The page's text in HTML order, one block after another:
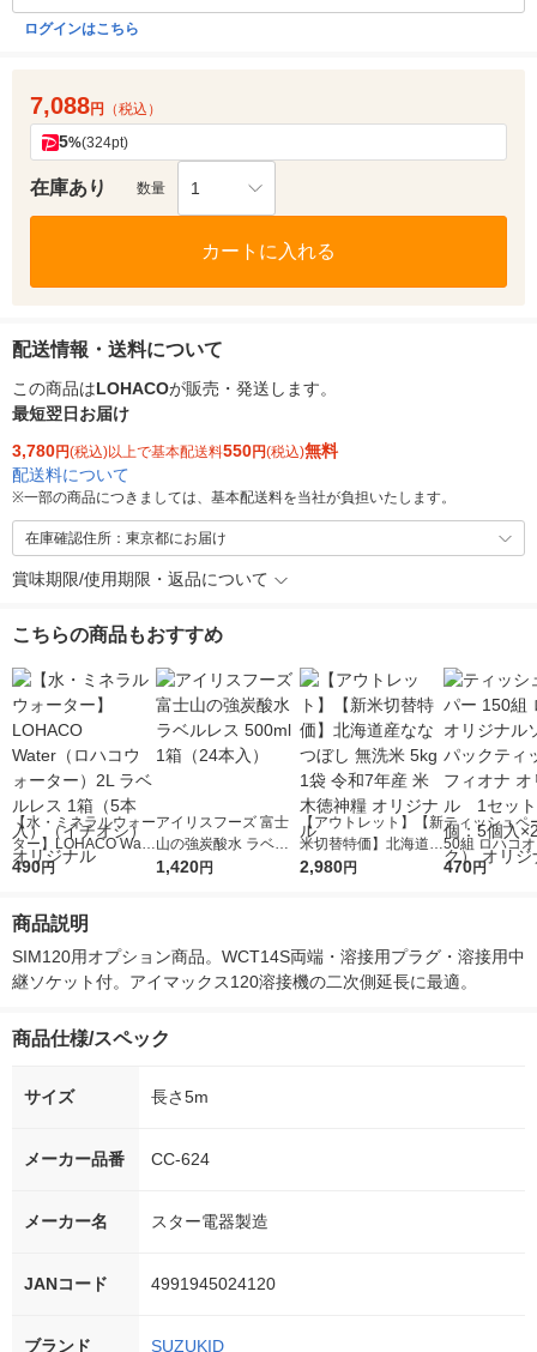
ログインはこちら
7,088円 （税込）
5%(324pt)
在庫あり 数量 1
カートに入れる
配送情報・送料について
この商品はLOHACOが販売・発送します。
最短翌日お届け
3,780円(税込)以上で基本配送料550円(税込)無料
配送料について
※一部の商品につきましては、基本配送料を当社が負担いたします。
在庫確認住所：東京都にお届け
賞味期限/使用期限・返品について
こちらの商品もおすすめ
【水・ミネラルウォー
ター】LOHACO Wate
r（ロハコウォータ
シ） オリジナル
490円
アイリスフーズ 富士
山の強炭酸水 ラベル
レス 500ml 1箱（24
1,420円
【アウトレット】【新
米切替特価】北海道産
ななつぼし 無洗米 5k
2,980円
ティッシュペ
50組 ロハコ
ルソフトパッ
オリジナル
470円
商品説明
SIM120用オプション商品。WCT14S両端・溶接用プラグ・溶接用中
継ソケット付。アイマックス120溶接機の二次側延長に最適。
商品仕様/スペック
サイズ 長さ5m
メーカー品番 CC-624
メーカー名 スター電器製造
JANコード 4991945024120
ブランド SUZUKID